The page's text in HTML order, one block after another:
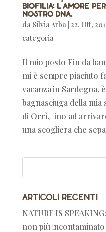
BIOFILIA: l’amore
nostro DNA.
da Silvia Arba| 22, Ott,
categoria
Il mio posto Fin da
mi è sempre piaciuto
vacanza in Sardegna,
bagnasciuga della
di Orrì, fino ad
una scogliera che
Articoli recenti
NATURE IS
non più incontaminato